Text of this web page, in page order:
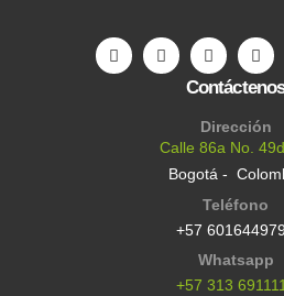
Dirección
Calle 86a No.
Bogotá -
Teléfono
+57
Whatsapp
+57 313